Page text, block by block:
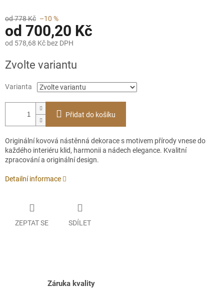
od 778 Kč –10 %
od 700,20 Kč
od 578,68 Kč bez DPH
cena:
Zvolte variantu
Varianta
Přidat do košíku
Originální kovová nástěnná dekorace s motivem přírody vnese do
každého interiéru klid, harmonii a nádech elegance. Kvalitní
zpracování a originální design.
Detailní informace
ZEPTAT SE SDÍLET
Záruka kvality